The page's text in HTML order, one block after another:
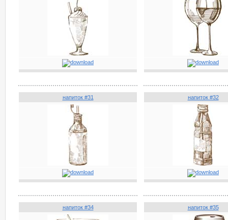
напиток #31 напиток #32
напиток #34 напиток #35